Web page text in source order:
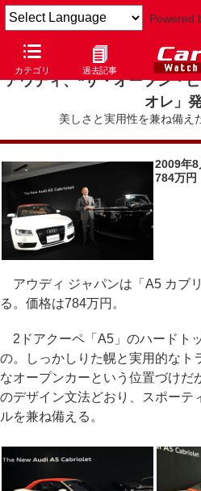
Powered
カテゴリ 過去記事
アウディ、“ザ・オープン・
オレ」
美しさと実用性を兼ね備え
2009年
784万円
アウディ ジャパンは「A5 カブ
る。価格は784万円。
2ドアクーペ「A5」のハードト
の。しっかしりた幌と実用的なト
なオープンカーという位置づけだ
のデザイン文法どおり、スポーテ
ルを兼ね備える。